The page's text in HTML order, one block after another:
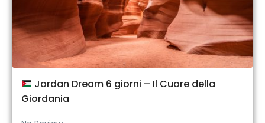
Jordan Dream 6 giorni – Il Cuore della
Giordania